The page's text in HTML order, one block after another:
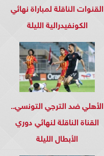
القنوات الناقلة لمباراة نهائي
الكونفيدرالية الليلة
الأهلي ضد الترجي التونسي..
القناة الناقلة لنهائي دوري
الأبطال الليلة